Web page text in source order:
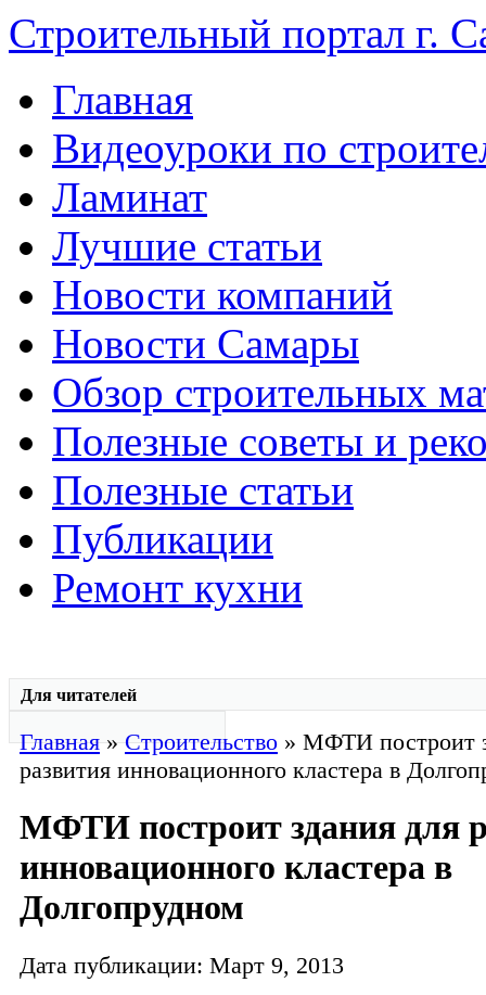
Строительный портал г.
Главная
Видеоуроки по
Ламинат
Лучшие статьи
Новости компаний
Новости Самары
Обзор строительных
Полезные советы и
Полезные статьи
Публикации
Ремонт кухни
Для читателей
Главная»Строительство » МФТИ построит
развития инновационного кластера в
МФТИ построит здания для
инновационного кластера в
Долгопрудном
Дата публикации: Март 9, 2013